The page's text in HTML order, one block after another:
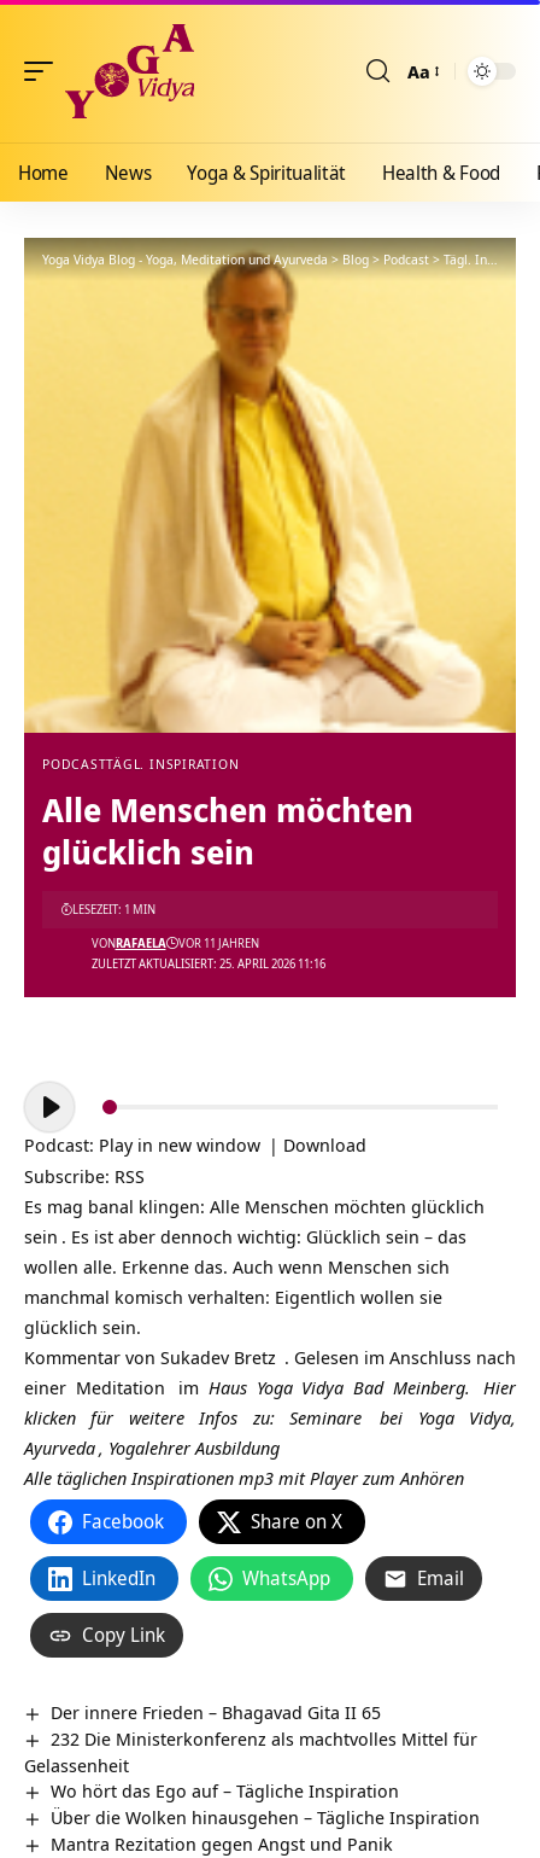
Aa
Home News Yoga & Spiritualität Health & Food
Yoga Vidya Blog - Yoga, Meditation und Ayurveda>Blog>Podcast>Tägl. Inspiration
PODCASTTÄGL. INSPIRATION
Alle Menschen möchten
glücklich sein
ZULETZT AKTUALISIERT: 25. APRIL 2026 11:16
VONRAFAELA VOR 11 JAHREN
LESEZEIT: 1 MIN
Audio-
Player
Podcast: Play in new window | Download
Subscribe: RSS
Es mag banal klingen: Alle Menschen möchten glücklich
sein . Es ist aber dennoch wichtig: Glücklich sein – das
wollen alle. Erkenne das. Auch wenn Menschen sich
manchmal komisch verhalten: Eigentlich wollen sie
glücklich sein.
Kommentar von Sukadev Bretz . Gelesen im Anschluss nach
einer Meditation im Haus Yoga Vidya Bad Meinberg.
Hier
klicken für weitere Infos zu: Seminare
bei Yoga Vidya,
Ayurveda, Yogalehrer Ausbildung
Alle täglichen Inspirationen mp3 mit Player zum Anhören
Facebook Share on X
LinkedIn WhatsApp Email
Copy Link
Der innere Frieden – Bhagavad Gita II 65
232 Die Ministerkonferenz als machtvolles Mittel für
Gelassenheit
Wo hört das Ego auf – Tägliche Inspiration
Über die Wolken hinausgehen – Tägliche Inspiration
Mantra Rezitation gegen Angst und Panik